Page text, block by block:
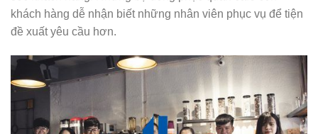
khách hàng dễ nhận biết những nhân viên phục vụ để tiện
đề xuất yêu cầu hơn.